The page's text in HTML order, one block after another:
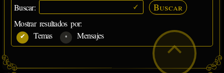
Buscar: Buscar
Mostrar resultados por:
Temas
Mensajes